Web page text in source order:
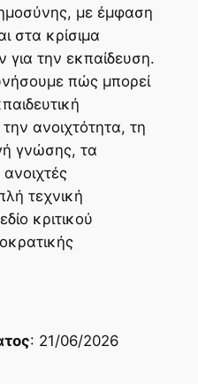
με έμφαση
στα κρίσιμα
την εκπαίδευση.
πώς μπορεί
ανοιχτότητα, τη
γνώσης, τα
τεχνική
κριτικού
: 21/06/2026